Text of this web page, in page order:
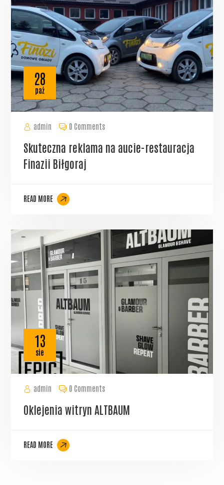
admin
28
paź
0 Comments
Skuteczna reklama na aucie-restauracja
Finazii Biłgoraj
READ MORE
admin
13
sie
0 Comments
Oklejenia witryn ALTBAUM
READ MORE